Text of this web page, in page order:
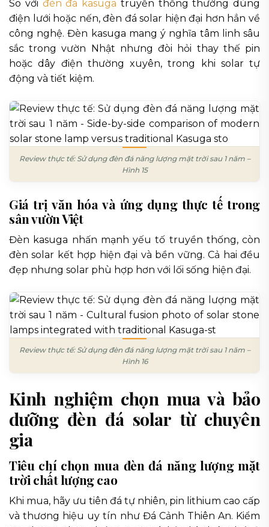
So với đèn đá kasuga truyền thống thường dùng
điện lưới hoặc nến, đèn đá solar hiện đại hơn hẳn về
công nghệ. Đèn kasuga mang ý nghĩa tâm linh sâu
sắc trong vườn Nhật nhưng đòi hỏi thay thế pin
hoặc dây điện thường xuyên, trong khi solar tự
động và tiết kiệm.
Review thực tế: Sử dụng đèn đá năng lượng mặt trời sau 1 năm –
Hình 15
Giá trị văn hóa và ứng dụng thực tế trong
sân vườn Việt
Đèn kasuga nhấn mạnh yếu tố truyền thống, còn
đèn solar kết hợp hiện đại và bền vững. Cả hai đều
đẹp nhưng solar phù hợp hơn với lối sống hiện đại.
Review thực tế: Sử dụng đèn đá năng lượng mặt trời sau 1 năm –
Hình 16
Kinh nghiệm chọn mua và bảo
dưỡng đèn đá solar từ chuyên
gia
Tiêu chí chọn mua đèn đá năng lượng mặt
trời chất lượng cao
Khi mua, hãy ưu tiên đá tự nhiên, pin lithium cao cấp
và thương hiệu uy tín như Đá Cảnh Thiên An. Kiểm